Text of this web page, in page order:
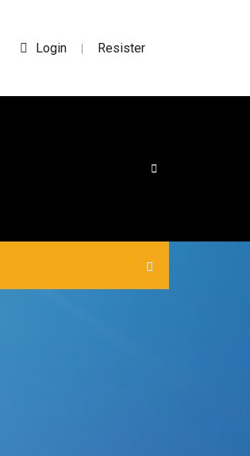
Login | Resister